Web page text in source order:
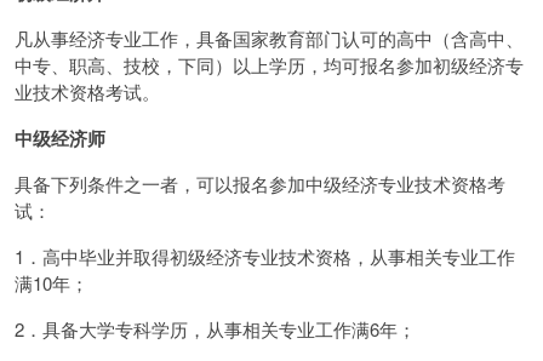
凡从事经济专业工作，具备国家教育部门认可的高中（含高中、
中专、职高、技校，下同）以上学历，均可报名参加初级经济专
业技术资格考试。
中级经济师
具备下列条件之一者，可以报名参加中级经济专业技术资格考
试：
1．高中毕业并取得初级经济专业技术资格，从事相关专业工作
满10年；
2．具备大学专科学历，从事相关专业工作满6年；